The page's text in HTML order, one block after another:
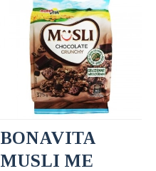
BONAVITA
MUSLI ΜΕ